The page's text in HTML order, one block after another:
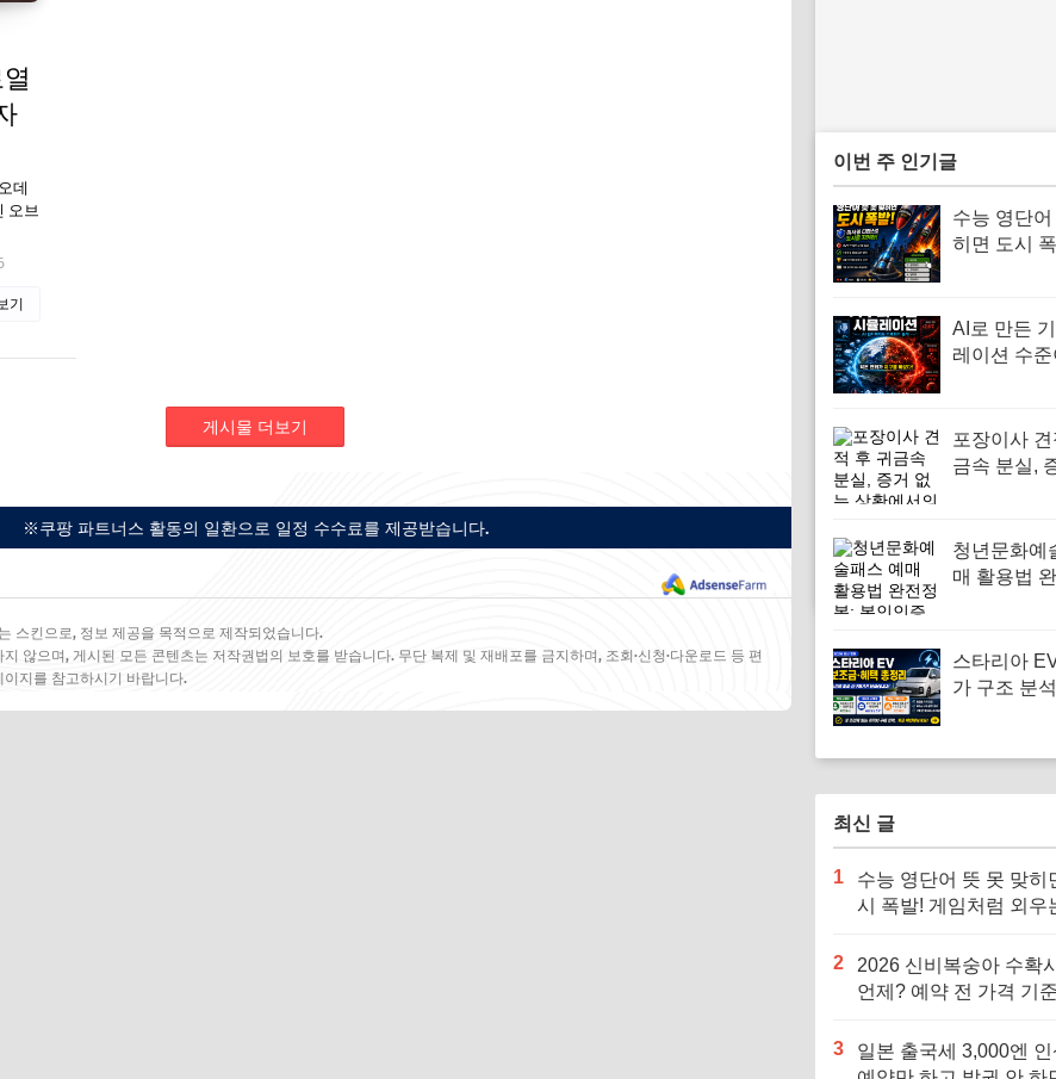
데
오브
기
게시물 더보기
※쿠팡 파트너스 활동의 일환으로 일정 수수료를 제공받습니다.
스킨으로, 정보 제공을 목적으로 제작되었습니다.
않으며, 게시된 모든 콘텐츠는 저작권법의 보호를 받습니다. 무단 복제 및 재배포를 금지하며, 조회·신청·다운로드 등 편
지를 참고하시기 바랍니다.
이번 주 인기글
수능 영단
히면 도시
AI로 만든
레이션 수
위젯 공개
포장이사
금속 분실,
이드 | 사라
물건, 의심
청년문화예
매 활용법
례로 알아
스타리아
가 구조 분
최신 글
1
수능 영단어 뜻 못 맞히
시 폭발! 게임처럼 외우
2
2026 신비복숭아 수확
언제? 예약 전 가격 기
3
일본 출국세 3,000엔 인